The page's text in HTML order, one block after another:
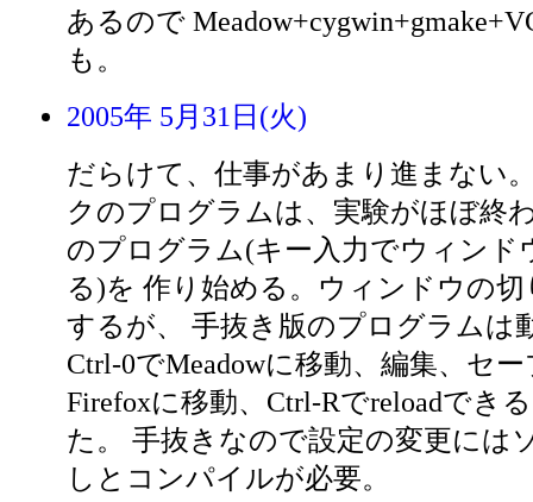
あるので
も。
2005年 5月31日(火)
だらけて、仕事があまり進まない
クのプログラムは、実験がほぼ終
のプログラム(キー入力でウィンド
る)を 作り始める。ウィンドウの
するが、 手抜き版のプログラムは
Ctrl-0でMeadowに移動、編集、セ
Firefoxに移動、Ctrl-Rでreloadでき
た。 手抜きなので設定の変更には
しとコンパイルが必要。